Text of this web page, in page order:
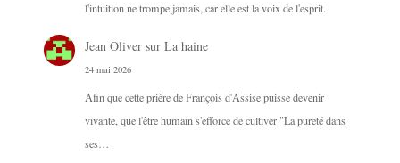
l'intuition ne trompe jamais, car elle est la voix de l'esprit.
Jean Oliversur La haine
24 mai 2026
Afin que cette prière de François d'Assise puisse devenir
vivante, que l'être humain s'efforce de cultiver "La pureté dans
ses…